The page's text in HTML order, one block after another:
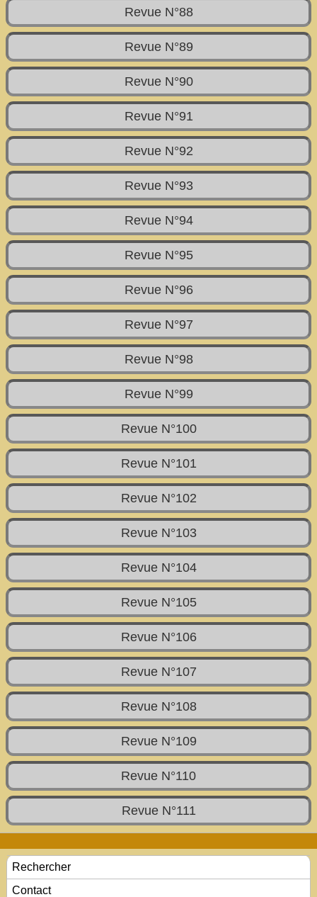
Revue N°88
Revue N°89
Revue N°90
Revue N°91
Revue N°92
Revue N°93
Revue N°94
Revue N°95
Revue N°96
Revue N°97
Revue N°98
Revue N°99
Revue N°100
Revue N°101
Revue N°102
Revue N°103
Revue N°104
Revue N°105
Revue N°106
Revue N°107
Revue N°108
Revue N°109
Revue N°110
Revue N°111
Rechercher
Contact